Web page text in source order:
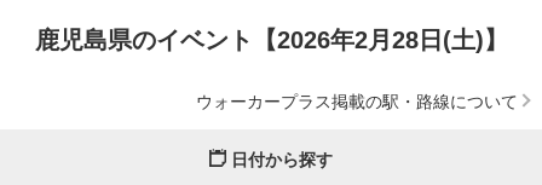
鹿児島県のイベント【2026年2月28日(土)】
ウォーカープラス掲載の駅・路線について
日付から探す